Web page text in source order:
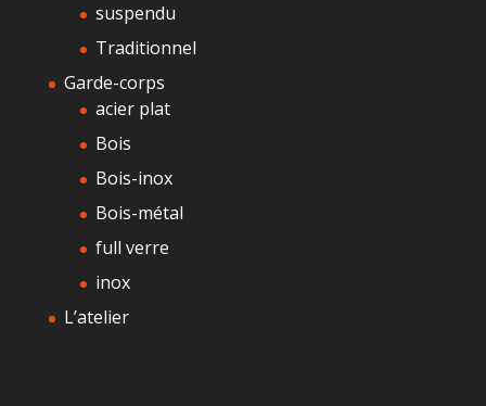
suspendu
Traditionnel
Garde-corps
acier plat
Bois
Bois-inox
Bois-métal
full verre
inox
L’atelier